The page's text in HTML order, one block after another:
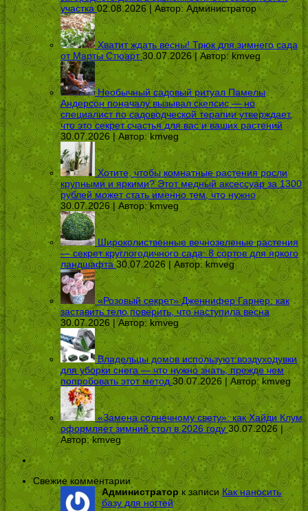
участка 02.08.2026 | Автор: Администратор
Хватит ждать весны! Трюк для зимнего сада
от Марты Стюарт 30.07.2026 | Автор:kmveg
Необычный садовый ритуал Памелы
Андерсон поначалу вызывал скепсис — но
специалист по садоводческой терапии утверждает,
что это секрет счастья для вас и ваших растений
30.07.2026 | Автор:kmveg
Хотите, чтобы комнатные растения росли
крупными и яркими? Этот медный аксессуар за 1300
рублей может стать именно тем, что нужно
30.07.2026 | Автор:kmveg
Широколиственные вечнозеленые растения
— секрет круглогодичного сада: 8 сортов для яркого
ландшафта 30.07.2026 | Автор:kmveg
«Розовый секрет» Дженнифер Гарнер: как
заставить тело поверить, что наступила весна
30.07.2026 | Автор:kmveg
Владельцы домов используют воздуходувки
для уборки снега — что нужно знать, прежде чем
попробовать этот метод 30.07.2026 | Автор:kmveg
«Замена солнечному свету»: как Хайди Клум
оформляет зимний стол в 2026 году 30.07.2026 |
Автор:kmveg
Свежие комментарии
Администраторк записи Как наносить
базу для ногтей